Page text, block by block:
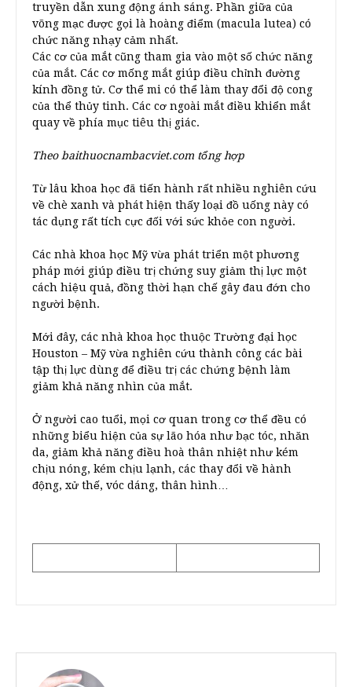
truyền dẫn xung động ánh sáng. Phần giữa của
võng mạc được gọi là hoàng điểm (macula lutea) có
chức năng nhạy cảm nhất.
Các cơ của mắt cũng tham gia vào một số chức năng
của mắt. Các cơ mống mắt giúp điều chỉnh đường
kính đồng tử. Cơ thể mi có thể làm thay đổi độ cong
của thể thủy tinh. Các cơ ngoài mắt điều khiển mắt
quay về phía mục tiêu thị giác.
Theo baithuocnambacviet.com tổng hợp
Từ lâu khoa học đã tiến hành rất nhiều nghiên cứu
về chè xanh và phát hiện thấy loại đồ uống này có
tác dụng rất tích cực đối với sức khỏe con người.
Các nhà khoa học Mỹ vừa phát triển một phương
pháp mới giúp điều trị chứng suy giảm thị lực một
cách hiệu quả, đồng thời hạn chế gây đau đớn cho
người bệnh.
Mới đây, các nhà khoa học thuộc Trường đại học
Houston – Mỹ vừa nghiên cứu thành công các bài
tập thị lực dùng để điều trị các chứng bệnh làm
giảm khả năng nhìn của mắt.
Ở người cao tuổi, mọi cơ quan trong cơ thể đều có
những biểu hiện của sự lão hóa như bạc tóc, nhăn
da, giảm khả năng điều hoà thân nhiệt như kém
chịu nóng, kém chịu lạnh, các thay đổi về hành
động, xử thế, vóc dáng, thân hình…